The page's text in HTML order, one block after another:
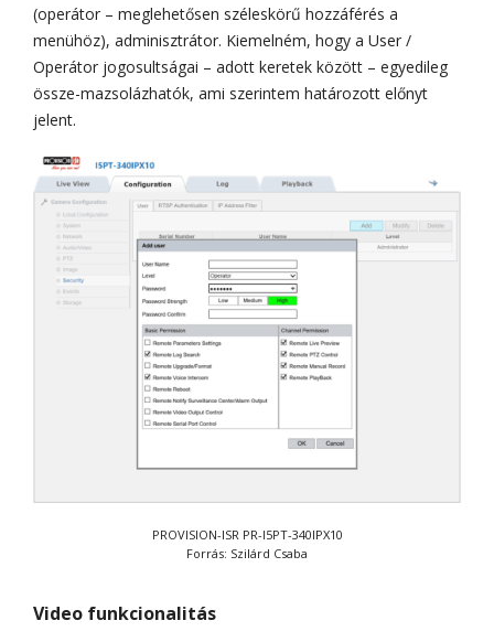
(operátor – meglehetősen széleskörű hozzáférés a
menühöz), adminisztrátor. Kiemelném, hogy a User /
Operátor jogosultságai – adott keretek között – egyedileg
össze-mazsolázhatók, ami szerintem határozott előnyt
jelent.
PROVISION-ISR PR-I5PT-340IPX10
Forrás: Szilárd Csaba
Video funkcionalitás